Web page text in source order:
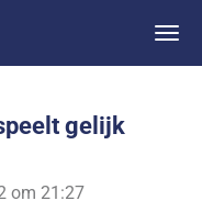
gelijk
om 21:27